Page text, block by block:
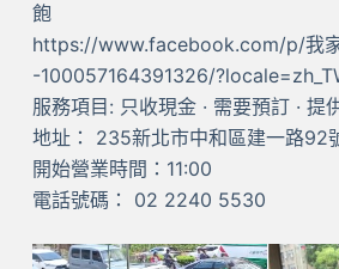
飽
https://www.facebook.com/p/我
-100057164391326/
服務項目: 只收現金 · 需要預訂 · 提
地址： 235新北市中和區建一路92
開始營業時間：11:00
電話號碼： 02 2240 5530